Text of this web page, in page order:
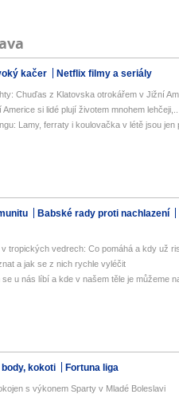
kačer Netflix filmy a seriály
Chuďas z Klatovska otrokářem v Jižní
Americe si lidé plují životem mnohem
Lamy, ferraty i koulovačka v létě jsou jen
Babské rady proti nachlazení
tropických vedrech: Co pomáhá a kdy už
a jak se z nich rychle vyléčit
u nás líbí a kde v našem těle je můžeme
body, kokoti Fortuna liga
s výkonem Sparty v Mladé Boleslavi